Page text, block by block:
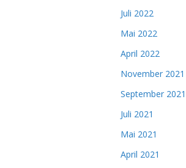
Juli 2022
Mai 2022
April 2022
November 2021
September 2021
Juli 2021
Mai 2021
April 2021